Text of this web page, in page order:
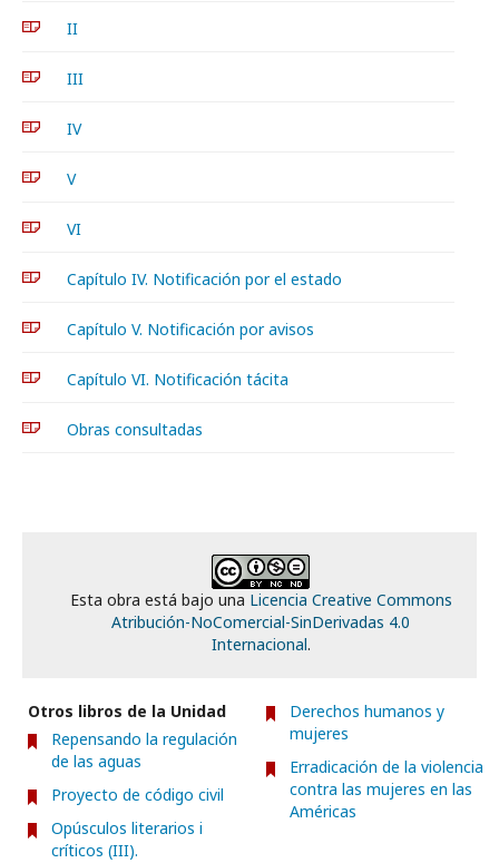
II
III
IV
V
VI
Capítulo IV. Notificación por el estado
Capítulo V. Notificación por avisos
Capítulo VI. Notificación tácita
Obras consultadas
Esta obra está bajo una Licencia Creative Commons
Atribución-NoComercial-SinDerivadas 4.0
Internacional.
Otros libros de la Unidad
Repensando la regulación
de las aguas
Proyecto de código civil
Opúsculos literarios i
críticos (III).
Derechos humanos y
mujeres
Erradicación de la violencia
contra las mujeres en las
Américas